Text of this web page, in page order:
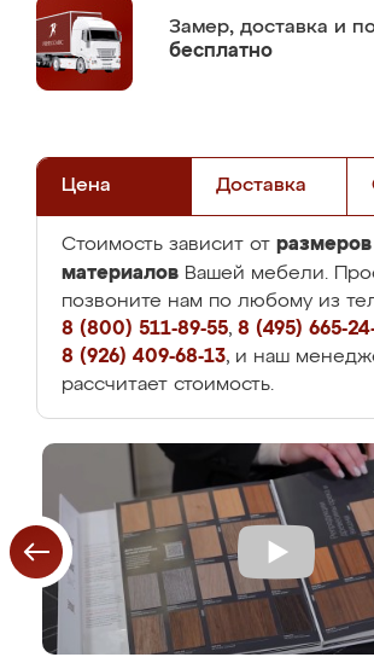
Замер, доставка и
бесплатно
Цена Доставка
Стоимость зависит от
материалов Вашей мебели.
позвоните нам по любому из
8 (800) 511-89-55, 8 (495) 665-
8 (926) 409-68-13, и наш
рассчитает стоимость.